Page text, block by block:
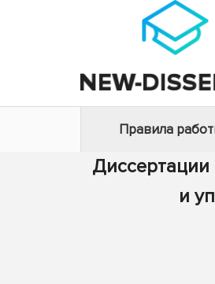
Правила
Диссертации
и